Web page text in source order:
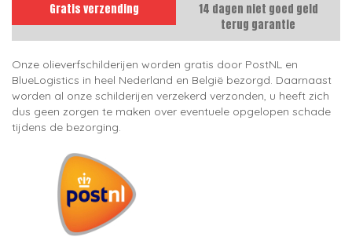
Gratis verzending
14 dagen niet goed geld
terug garantie
Onze olieverfschilderijen worden gratis door PostNL en
BlueLogistics in heel Nederland en België bezorgd. Daarnaast
worden al onze schilderijen verzekerd verzonden, u heeft zich
dus geen zorgen te maken over eventuele opgelopen schade
tijdens de bezorging.